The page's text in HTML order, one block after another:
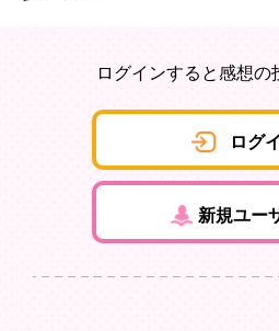
ログインすると感想の
ログ
新規ユー